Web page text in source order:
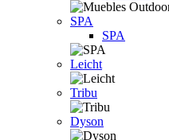
SPA
SPA
Leicht
Tribu
Dyson